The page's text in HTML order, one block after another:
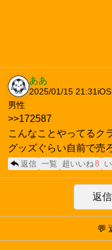
ああ
2025/01/15 21:31
男性
>>172587
こんなことやってるク
グッズぐらい自前で売
返信 一覧 超いいね8
返
💬